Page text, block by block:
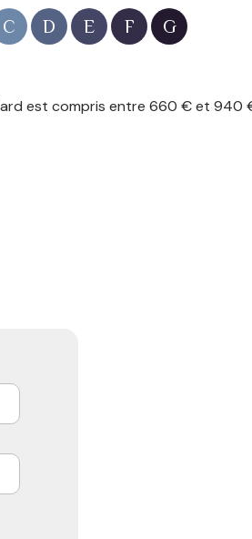
C D E F G
est compris entre 660 € et 940